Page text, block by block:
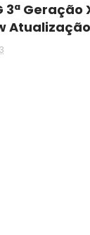
Geração